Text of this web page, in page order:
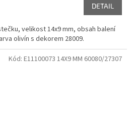
DETAIL
velikost 14x9 mm, obsah balení
olivín s dekorem 28009.
Kód: E11100073 14X9 MM 60080/27307